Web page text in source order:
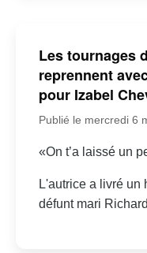
Les tournages
reprennent
pour Izabel
Publié le mercredi 6
«On t’a laissé un
L'autrice a livré un
défunt mari